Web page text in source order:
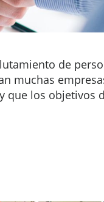
de
muchas
que los objetivos